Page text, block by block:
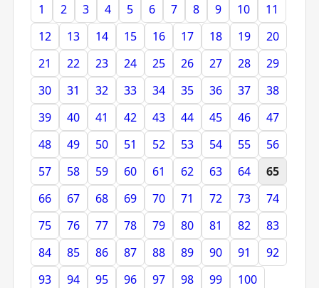
1 2 3 4 5 6 7 8 9 10
11
12
13 14 15 16 17 18 19
20
21
22 23 24 25 26 27 28
29
30
31 32 33 34 35 36 37
38
39
40 41 42 43 44 45 46
47
48
49 50 51 52 53 54 55
56
57
58 59 60 61 62 63 64
65
66
67 68 69 70 71 72 73
74
75
76 77 78 79 80 81 82
83
84
85 86 87 88 89 90 91
92
93
94 95 96 97 98 99
100